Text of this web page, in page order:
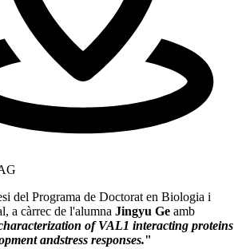
del Programa de Doctorat en Biologia i
a càrrec de l'alumna Jingyu Ge amb
of VAL1 interacting proteins
andstress responses."